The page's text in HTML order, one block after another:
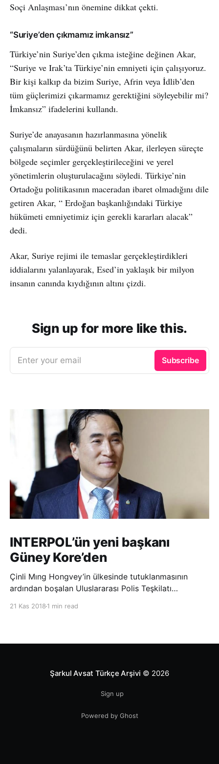
Soçi Anlaşması’nın önemine dikkat çekti.
“Suriye’den çıkmamız imkansız”
Türkiye’nin Suriye’den çıkma isteğine değinen Akar,
“Suriye ve Irak’ta Türkiye’nin emniyeti için çalışıyoruz.
Bir kişi kalkıp da bizim Suriye, Afrin veya İdlib’den
tüm güçlerimizi çıkarmamız gerektiğini söyleyebilir mi?
İmkansız” ifadelerini kullandı.
Suriye’de anayasanın hazırlanmasına yönelik
çalışmaların sürdüğünü belirten Akar, ilerleyen süreçte
bölgede seçimler gerçekleştirileceğini ve yerel
yönetimlerin oluşturulacağını söyledi. Türkiye’nin
Ortadoğu politikasının maceradan ibaret olmadığını dile
getiren Akar, “ Erdoğan başkanlığındaki Türkiye
hükümeti emniyetimiz için gerekli kararları alacak”
dedi.
Akar, Suriye rejimi ile temaslar gerçekleştirdikleri
iddialarını yalanlayarak, Esed’in yaklaşık bir milyon
insanın canında kıydığının altını çizdi.
Sign up for more like this.
Enter your email Subscribe
INTERPOL’ün yeni başkanı
Güney Kore’den
Çinli Mıng Hongvey’in ülkesinde tutuklanmasının
ardından boşalan Uluslararası Polis Teşkilatı
21 Kas 2018 1 min read
Şarkul Avsat Türkçe Arşivi © 2026
Sign up
Powered by Ghost